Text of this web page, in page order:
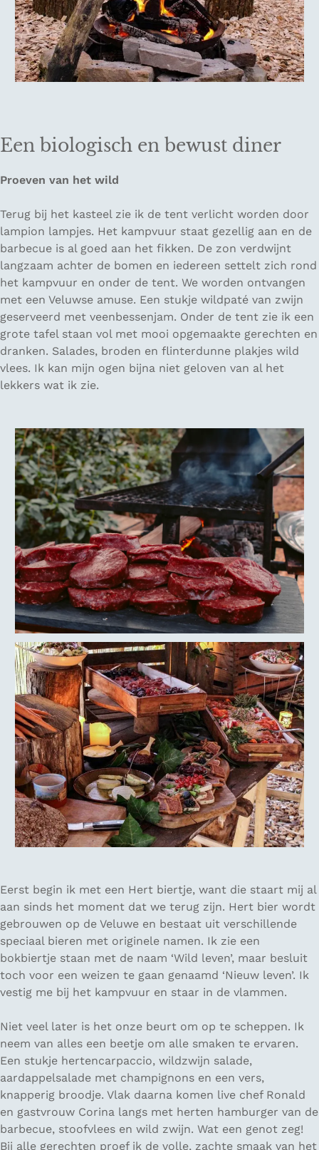
Een biologisch en bewust diner
Proeven van het wild
Terug bij het kasteel zie ik de tent verlicht worden door
lampion lampjes. Het kampvuur staat gezellig aan en de
barbecue is al goed aan het fikken. De zon verdwijnt
langzaam achter de bomen en iedereen settelt zich rond
het kampvuur en onder de tent. We worden ontvangen
met een Veluwse amuse. Een stukje wildpaté van zwijn
geserveerd met veenbessenjam. Onder de tent zie ik een
grote tafel staan vol met mooi opgemaakte gerechten en
dranken. Salades, broden en flinterdunne plakjes wild
vlees. Ik kan mijn ogen bijna niet geloven van al het
lekkers wat ik zie.
Eerst begin ik met een Hert biertje, want die staart mij al
aan sinds het moment dat we terug zijn. Hert bier wordt
gebrouwen op de Veluwe en bestaat uit verschillende
speciaal bieren met originele namen. Ik zie een
bokbiertje staan met de naam ‘Wild leven’, maar besluit
toch voor een weizen te gaan genaamd ‘Nieuw leven’. Ik
vestig me bij het kampvuur en staar in de vlammen.
Niet veel later is het onze beurt om op te scheppen. Ik
neem van alles een beetje om alle smaken te ervaren.
Een stukje hertencarpaccio, wildzwijn salade,
aardappelsalade met champignons en een vers,
knapperig broodje. Vlak daarna komen live chef Ronald
en gastvrouw Corina langs met herten hamburger van de
barbecue, stoofvlees en wild zwijn. Wat een genot zeg!
Bij alle gerechten proef ik de volle, zachte smaak van het